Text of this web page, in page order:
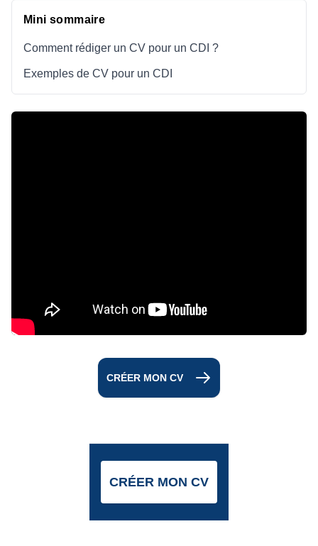
Mini sommaire
Comment rédiger un CV pour un CDI ?
Exemples de CV pour un CDI
CRÉER MON CV
CRÉER MON CV